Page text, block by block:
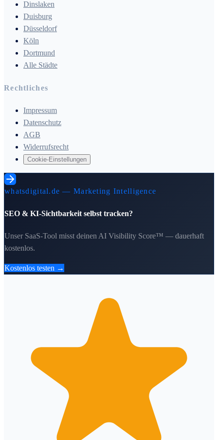
Dinslaken
Duisburg
Düsseldorf
Köln
Dortmund
Alle Städte
Rechtliches
Impressum
Datenschutz
AGB
Widerrufsrecht
Cookie-Einstellungen
whatsdigital.de — Marketing Intelligence
SEO & KI-Sichtbarkeit selbst tracken?
Unser SaaS-Tool misst deinen AI Visibility Score™ — dauerhaft
kostenlos.
Kostenlos testen →